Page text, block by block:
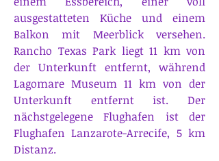
ausgestatteten Küche und einem
Balkon mit Meerblick versehen.
Rancho Texas Park liegt 11 km von
der Unterkunft entfernt, während
Lagomare Museum 11 km von der
Unterkunft entfernt ist. Der
nächstgelegene Flughafen ist der
Flughafen Lanzarote-Arrecife, 5 km
Distanz.